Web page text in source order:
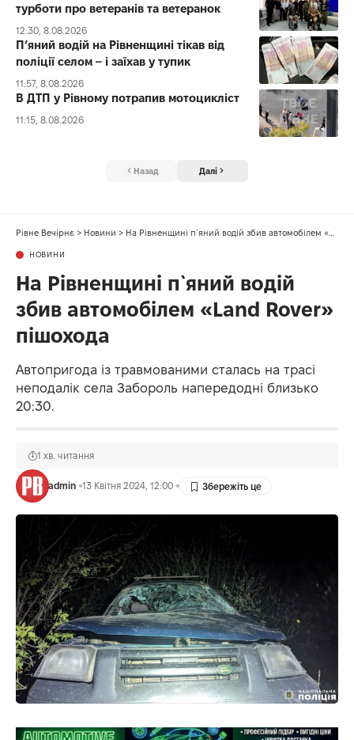
турботи про ветеранів та ветеранок
12:30, 8.08.2026
П’яний водій на Рівненщині тікав від
поліції селом – і заїхав у тупик
11:57, 8.08.2026
В ДТП у Рівному потрапив мотоцикліст
11:15, 8.08.2026
Назад Далі
Рівне Вечірнє > Новини > На Рівненщині п`яний водій збив автомобілем «Land Rover» пішохода
НОВИНИ
На Рівненщині п`яний водій
збив автомобілем «Land Rover»
пішохода
Автопригода із травмованими сталась на трасі
неподалік села Забороль напередодні близько
20:30.
admin 13 Квітня 2024, 12:00
1 хв. читання